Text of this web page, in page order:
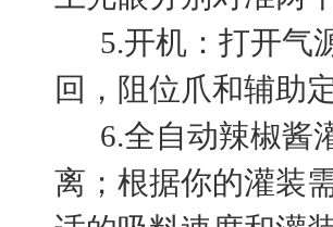
5.开机：打开气
回，阻位爪和辅助
6.全自动辣椒酱
离；根据你的灌装